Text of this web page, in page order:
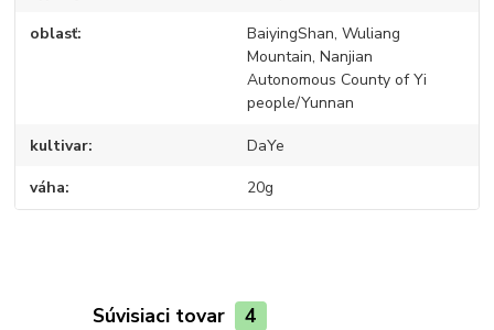
oblasť
BaiyingShan, Wuliang
Mountain, Nanjian
Autonomous County of Yi
people/Yunnan
kultivar DaYe
váha 20g
Súvisiaci tovar 4